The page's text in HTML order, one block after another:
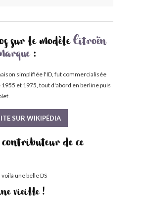
sur le modèleCitroën
:
simplifiée l'ID, fut commercialisée
et 1975, tout d'abord en berline puis
SUR WIKIPÉDIA
contributeur de ce
une belle DS
vieille !